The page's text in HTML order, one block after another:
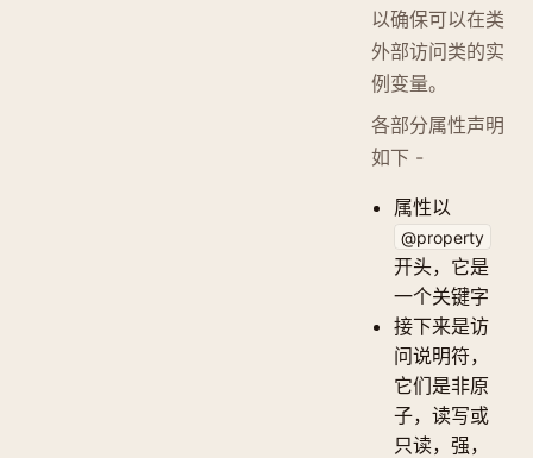
以确保可以在类
外部访问类的实
例变量。
各部分属性声明
如下 -
属性以
@property
开头，它是
一个关键字
接下来是访
问说明符，
它们是非原
子，读写或
只读，强，